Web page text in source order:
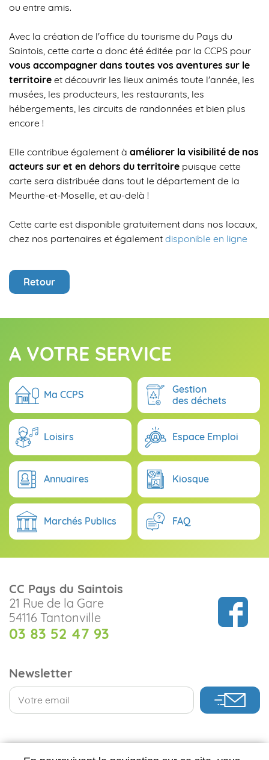
ou entre amis.
Avec la création de l'office du tourisme du Pays du
Saintois, cette carte a donc été éditée par la CCPS pour
vous accompagner dans toutes vos aventures sur le
territoire et découvrir les lieux animés toute l'année, les
musées, les producteurs, les restaurants, les
hébergements, les circuits de randonnées et bien plus
encore !
Elle contribue également à améliorer la visibilité de nos
acteurs sur et en dehors du territoire puisque cette
carte sera distribuée dans tout le département de la
Meurthe-et-Moselle, et au-delà !
Cette carte est disponible gratuitement dans nos locaux,
chez nos partenaires et également disponible en ligne
Retour
A VOTRE SERVICE
Ma CCPS
Gestion
des déchets
Loisirs Espace Emploi
Annuaires Kiosque
Marchés Publics FAQ
CC Pays du Saintois
21 Rue de la Gare
54116 Tantonville
03 83 52 47 93
Newsletter